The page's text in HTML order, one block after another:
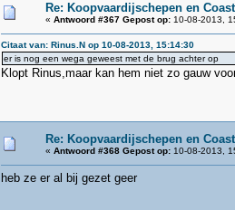
Re: Koopvaardijschepen en
« Antwoord #367 Gepost op: 10-08-2013,
Citaat van: Rinus.N op 10-08-2013, 15:14:30
er is nog een wega geweest met de brug achter op
Klopt Rinus,maar kan hem niet zo gauw
Re: Koopvaardijschepen en
« Antwoord #368 Gepost op: 10-08-2013,
heb ze er al bij gezet geer